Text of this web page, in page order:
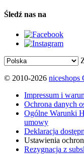
Śledź nas na
© 2010-2026 niceshops
Impressum i
Ochrona danych
Ogólne Warunki
umowy
Deklaracja
Ustawienia
Rezygnacja z